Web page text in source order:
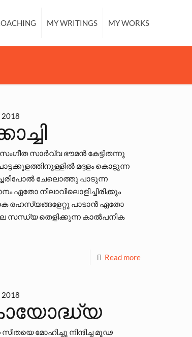
MY WRITINGS MY WORKS
2018
സംഗീത സാര്‍വ്വ ഭൗമന്‍ കേട്ടിതന്നു
മദ്ദളം കൊട്ടുന്ന
ചേലൊത്തു പാടുന്ന
ഏതോ നിലാവിലൊളിച്ചിരിക്കും
രഹസ്യങ്ങളേറ്റു പാടാന്‍ ഏതോ
സന്ധ്യ തെളിക്കുന്ന കാല്‍പനിക
Read more
2018
മോഹിച്ചു നിന്ദിച്ച മൂഢ